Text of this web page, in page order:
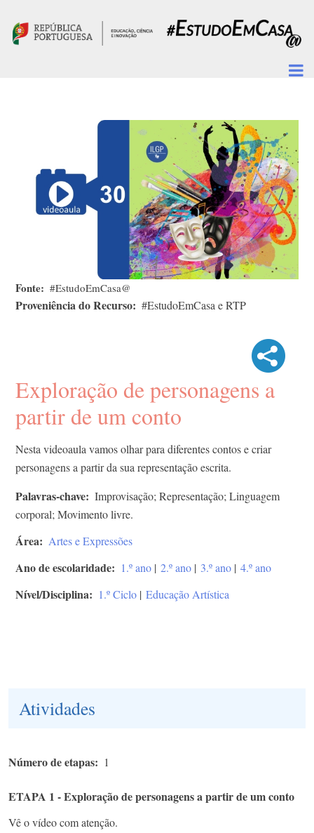
Fonte #EstudoEmCasa@
Proveniência do Recurso #EstudoEmCasa e RTP
Exploração de personagens a
partir de um conto
Nesta videoaula vamos olhar para diferentes contos e criar
personagens a partir da sua representação escrita.
Palavras-chave
Improvisação; Representação; Linguagem
corporal; Movimento livre.
Área Artes e Expressões
Ano de escolaridade 1.º ano | 2.º ano | 3.º ano | 4.º ano
Nível/Disciplina 1.º Ciclo | Educação Artística
Atividades
Número de etapas 1
ETAPA 1 - Exploração de personagens a partir de um conto
Vê o vídeo com atenção.